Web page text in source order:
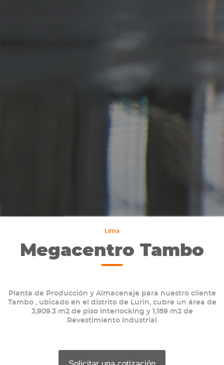
Lima
Megacentro Tambo
Planta de Producción y Almacenaje para nuestro cliente
Tambo , ubicado en el distrito de Lurin, cubre un área de
3,909.3 m2 de piso Interlocking y 1,189 m2 de
Revestimiento Industrial